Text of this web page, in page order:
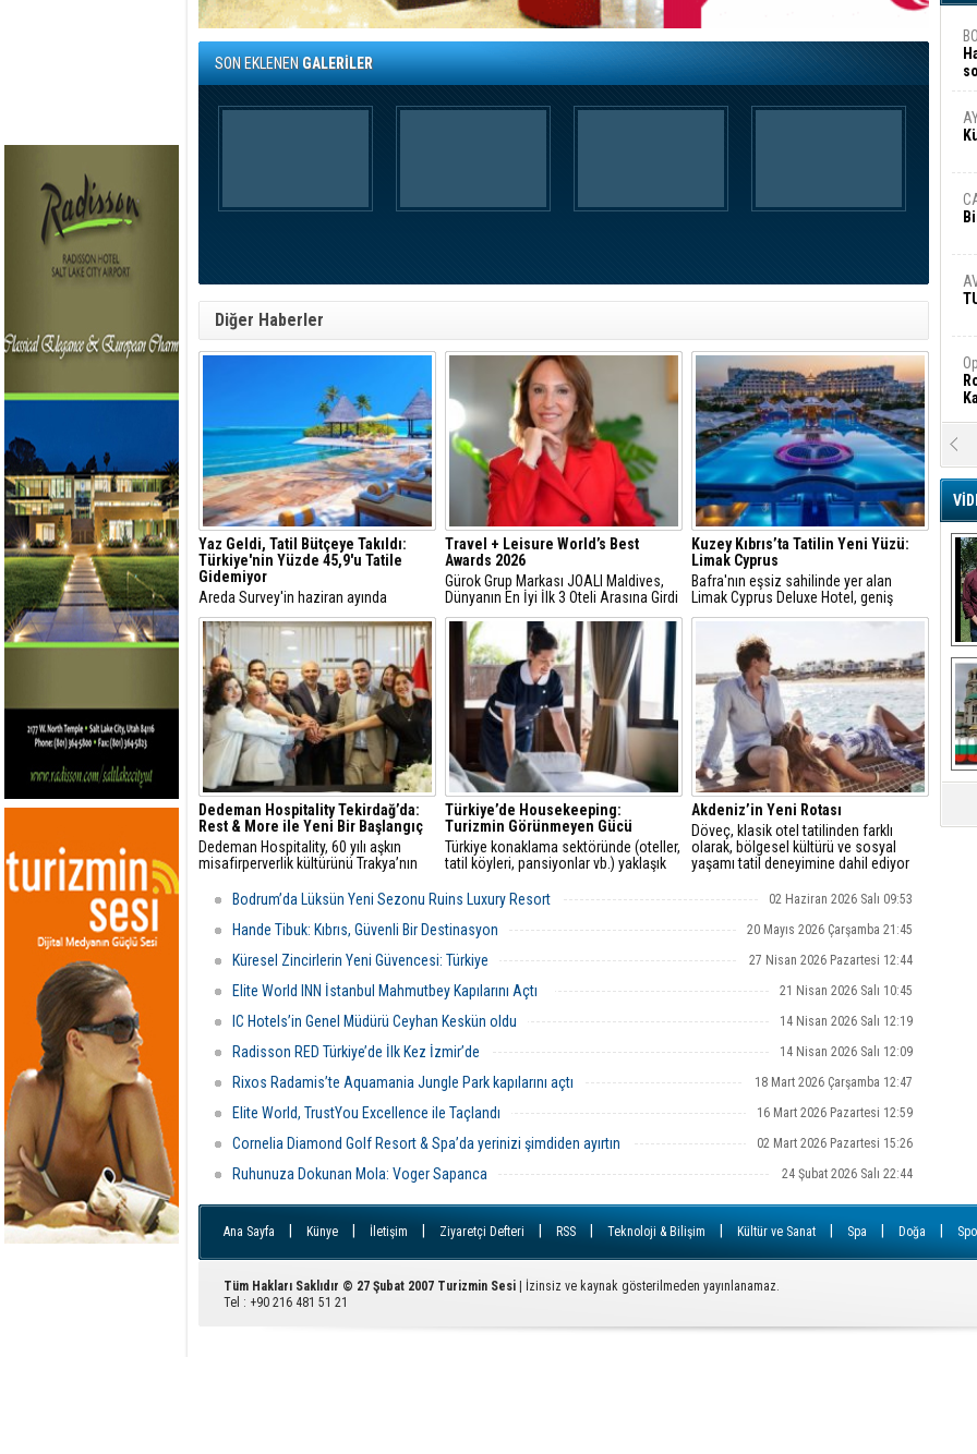
SON EKLENENGALERİLER
Diğer Haberler
Yaz Geldi, Tatil Bütçeye Takıldı:
Türkiye'nin Yüzde 45,9'u Tatile
Gidemiyor
Areda Survey'in haziran ayında
Sosyometre araştırmasına göre Türk
nüfusunun yüzde 45,9'u tatile devam
ederken maddi imkansızlıklar
nedeniyle gidemeyeceğini söylüyor
Travel + Leisure World’s Best
Awards 2026
Gürok Grup Markası JOALI Maldives,
Dünyanın En İyi İlk 3 Oteli Arasına Girdi
Kuzey Kıbrıs’ta Tatilin Yeni Yüzü:
Limak Cyprus
Bafra'nın eşsiz sahilinde yer alan
Limak Cyprus Deluxe Hotel, geniş
konaklama seçenekleri, çocuklara
ve kongre altyapısıyla Kuzey Kıbrıs'ta
dört mevsim hizmet veren seçkin
resort oteller arasında öne çıkıyor
Dedeman Hospitality Tekirdağ’da:
Rest & More ile Yeni Bir Başlangıç
Dedeman Hospitality, 60 yılı aşkın
misafirperverlik kültürünü Trakya’nın
Türkiye’de Housekeeping:
Turizmin Görünmeyen Gücü
Türkiye konaklama sektöründe (oteller,
tatil köyleri, pansiyonlar vb.) yaklaşık
verilerine göre kayıtlı çalışan sayısı 430
bin seviyesinde
Akdeniz’in Yeni Rotası
Döveç, klasik otel tatilinden farklı
olarak, bölgesel kültürü ve sosyal
yaşamı tatil deneyimine dahil ediyor
Bodrum’da Lüksün Yeni Sezonu Ruins Luxury Resort 02 Haziran 2026 Salı 09:53
Hande Tibuk: Kıbrıs, Güvenli Bir Destinasyon 20 Mayıs 2026 Çarşamba 21:45
Küresel Zincirlerin Yeni Güvencesi: Türkiye 27 Nisan 2026 Pazartesi 12:44
Elite World INN İstanbul Mahmutbey Kapılarını Açtı 21 Nisan 2026 Salı 10:45
IC Hotels’in Genel Müdürü Ceyhan Keskün oldu 14 Nisan 2026 Salı 12:19
Radisson RED Türkiye’de İlk Kez İzmir’de 14 Nisan 2026 Salı 12:09
Rixos Radamis’te Aquamania Jungle Park kapılarını açtı 18 Mart 2026 Çarşamba 12:47
Elite World, TrustYou Excellence ile Taçlandı 16 Mart 2026 Pazartesi 12:59
Cornelia Diamond Golf Resort & Spa’da yerinizi şimdiden ayırtın 02 Mart 2026 Pazartesi 15:26
Ruhunuza Dokunan Mola: Voger Sapanca 24 Şubat 2026 Salı 22:44
Ana Sayfa Künye İletişim Ziyaretçi Defteri RSS Teknoloji & Bilişim Kültür ve Sanat Spa Doğa
Tüm Hakları Saklıdır © 27 Şubat 2007 Turizmin Sesi | İzinsiz ve kaynak gösterilmeden yayınlanamaz.
Tel : +90 216 481 51 21